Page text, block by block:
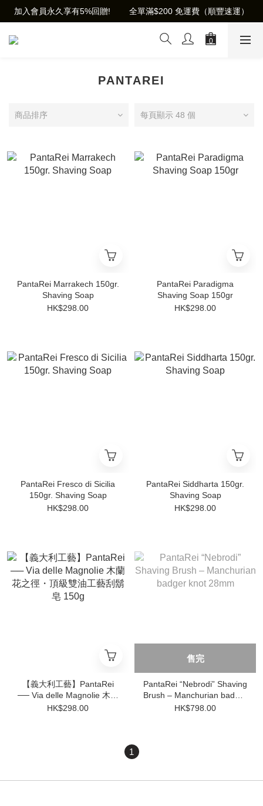
加入會員永久享有5%回贈!        全單滿$200 免運費（順豐速運）
PANTAREI
商品排序 每頁顯示 48 個
PantaRei Marrakech 150gr.
Shaving Soap
HK$298.00
PantaRei Paradigma
Shaving Soap 150gr
HK$298.00
PantaRei Fresco di Sicilia
150gr. Shaving Soap
HK$298.00
PantaRei Siddharta 150gr.
Shaving Soap
HK$298.00
【義大利工藝】PantaRei
── Via delle Magnolie 木蘭
花之徑・頂級雙油工藝刮鬍
HK$298.00
售完
PantaRei “Nebrodi” Shaving
Brush – Manchurian badger
knot 28mm
HK$798.00
1